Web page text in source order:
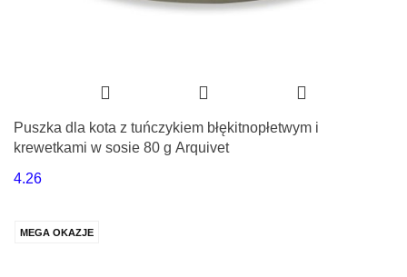
Puszka dla kota z tuńczykiem błękitnopłetwym i
krewetkami w sosie 80 g Arquivet
4.26
MEGA OKAZJE